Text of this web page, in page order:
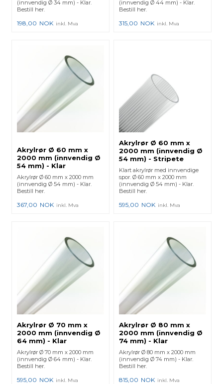
(innvendig Ø 34 mm) - Klar.
Bestill her.
198,00 NOK inkl. Mva
(innvendig Ø 44 mm) - Klar.
Bestill her.
315,00 NOK inkl. Mva
Akrylrør Ø 60 mm x
2000 mm (innvendig Ø
54 mm) - Klar
Akrylrør Ø 60 mm x 2000 mm
(innvendig Ø 54 mm) - Klar.
Bestill her.
367,00 NOK inkl. Mva
Akrylrør Ø 60 mm x
2000 mm (innvendig Ø
54 mm) - Stripete
Klart akrylrør med innvendige
spor. Ø 60 mm x 2000 mm
(innvendig Ø 54 mm) - Klar.
Bestill her.
595,00 NOK inkl. Mva
Akrylrør Ø 70 mm x
2000 mm (innvendig Ø
64 mm) - Klar
Akrylrør Ø 70 mm x 2000 mm
(innvendig Ø 64 mm) - Klar.
Bestill her.
595,00 NOK inkl. Mva
Akrylrør Ø 80 mm x
2000 mm (innvendig Ø
74 mm) - Klar
Akrylrør Ø 80 mm x 2000 mm
(innvendig Ø 74 mm) - Klar.
Bestill her.
815,00 NOK inkl. Mva